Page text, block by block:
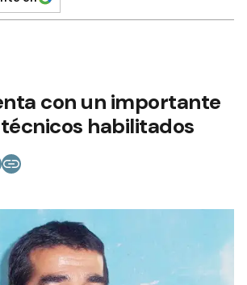
con un importante
habilitados